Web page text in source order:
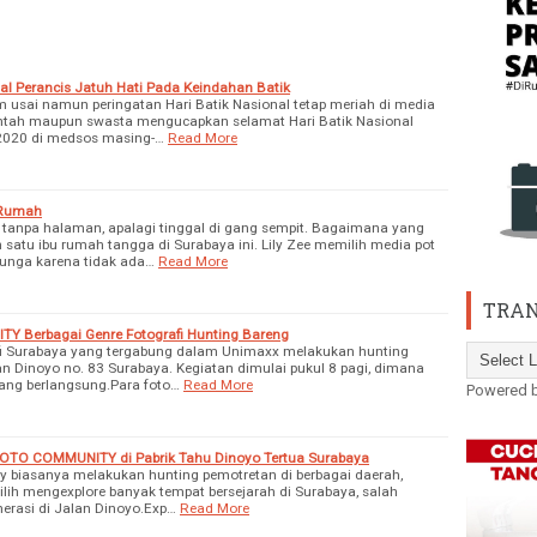
Perancis Jatuh Hati Pada Keindahan Batik
usai namun peringatan Hari Batik Nasional tetap meriah di media
maupun swasta mengucapkan selamat Hari Batik Nasional
di medsos masing-…
Read More
halaman, apalagi tinggal di gang sempit. Bagaimana yang
ibu rumah tangga di Surabaya ini. Lily Zee memilih media pot
karena tidak ada…
Read More
Berbagai Genre Fotografi Hunting Bareng
yang tergabung dalam Unimaxx melakukan hunting
Dinoyo no. 83 Surabaya. Kegiatan dimulai pukul 8 pagi, dimana
berlangsung.Para foto…
Read More
COMMUNITY di Pabrik Tahu Dinoyo Tertua Surabaya
biasanya melakukan hunting pemotretan di berbagai daerah,
mengexplore banyak tempat bersejarah di Surabaya, salah
di Jalan Dinoyo.Exp…
Read More
Powered